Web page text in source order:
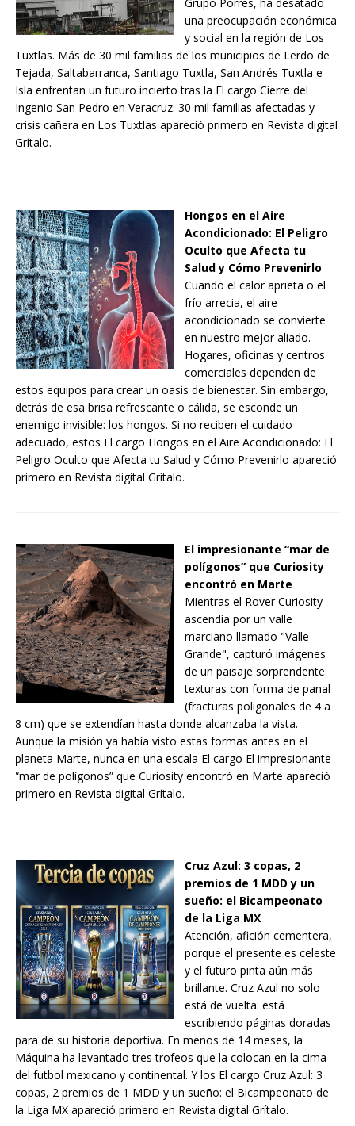
Grupo Porres, ha desatado
una preocupación económica
y social en la región de Los
Tuxtlas. Más de 30 mil familias de los municipios de Lerdo de
Tejada, Saltabarranca, Santiago Tuxtla, San Andrés Tuxtla e
Isla enfrentan un futuro incierto tras la El cargo Cierre del
Ingenio San Pedro en Veracruz: 30 mil familias afectadas y
crisis cañera en Los Tuxtlas apareció primero en Revista digital
Grítalo.
Hongos en el Aire
Acondicionado: El Peligro
Oculto que Afecta tu
Salud y Cómo Prevenirlo
Cuando el calor aprieta o el
frío arrecia, el aire
acondicionado se convierte
en nuestro mejor aliado.
Hogares, oficinas y centros
comerciales dependen de
estos equipos para crear un oasis de bienestar. Sin embargo,
detrás de esa brisa refrescante o cálida, se esconde un
enemigo invisible: los hongos. Si no reciben el cuidado
adecuado, estos El cargo Hongos en el Aire Acondicionado: El
Peligro Oculto que Afecta tu Salud y Cómo Prevenirlo apareció
primero en Revista digital Grítalo.
El impresionante “mar de
polígonos” que Curiosity
encontró en Marte
Mientras el Rover Curiosity
ascendía por un valle
marciano llamado "Valle
Grande", capturó imágenes
de un paisaje sorprendente:
texturas con forma de panal
(fracturas poligonales de 4 a
8 cm) que se extendían hasta donde alcanzaba la vista.
Aunque la misión ya había visto estas formas antes en el
planeta Marte, nunca en una escala El cargo El impresionante
“mar de polígonos” que Curiosity encontró en Marte apareció
primero en Revista digital Grítalo.
Cruz Azul: 3 copas, 2
premios de 1 MDD y un
sueño: el Bicampeonato
de la Liga MX
Atención, afición cementera,
porque el presente es celeste
y el futuro pinta aún más
brillante. Cruz Azul no solo
está de vuelta: está
escribiendo páginas doradas
para de su historia deportiva. En menos de 14 meses, la
Máquina ha levantado tres trofeos que la colocan en la cima
del futbol mexicano y continental. Y los El cargo Cruz Azul: 3
copas, 2 premios de 1 MDD y un sueño: el Bicampeonato de
la Liga MX apareció primero en Revista digital Grítalo.